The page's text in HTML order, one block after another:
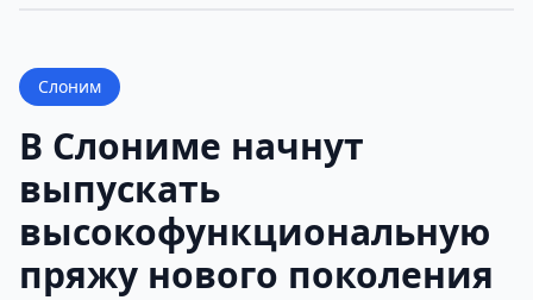
Слоним
В Слониме начнут
выпускать
высокофункциональную
пряжу нового поколения